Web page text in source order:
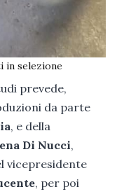
in selezione
prevede,
da parte
, e della
Di Nucci,
vicepresidente
, per poi